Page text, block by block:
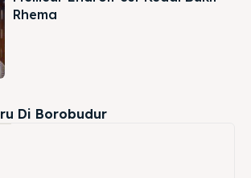
Rhema
Di Borobudur